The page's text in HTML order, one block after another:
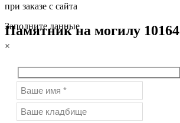
при заказе с сайта
Памятник на могилу 10164
Заполните данные
×